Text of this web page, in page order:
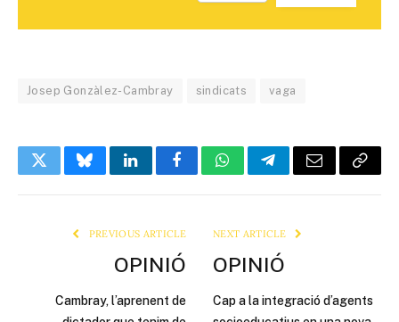
Josep Gonzàlez-Cambray sindicats vaga
TwitterBlueskyLinkedInFacebookWhatsAppTelegramEmail Copy
PREVIOUS ARTICLE
OPINIÓ
Cambray, l’aprenent de
NEXT ARTICLE
OPINIÓ
Cap a la integració d’agents